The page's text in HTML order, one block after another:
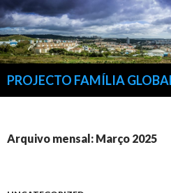
CONTEÚDO
Arquivo mensal: Março 2025